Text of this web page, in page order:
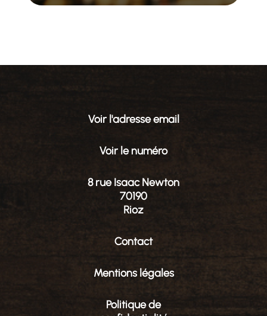
Voir l'adresse email
Voir le numéro
8 rue Isaac Newton
70190
Rioz
Contact
Mentions légales
Politique de